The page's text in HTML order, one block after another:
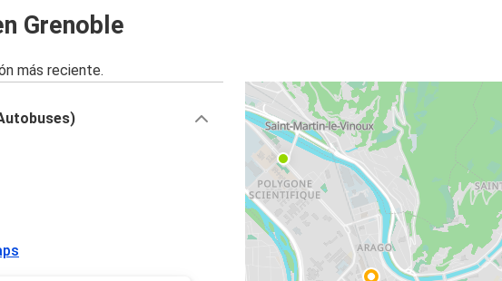
Grenoble
más reciente.